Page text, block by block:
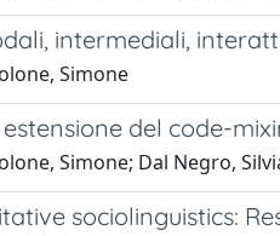
intermediali,
Simone
del code-
Simone; Dal Negro,
sociolinguistics: